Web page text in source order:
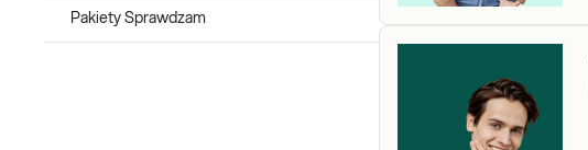
Pakiety Sprawdzam